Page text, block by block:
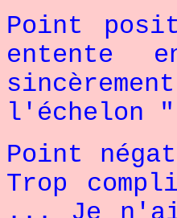
Point
entente
l'échelon
Point
Trop